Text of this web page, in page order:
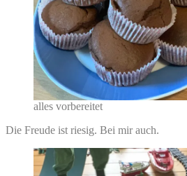
alles vorbereitet
Die Freude ist riesig. Bei mir auch.